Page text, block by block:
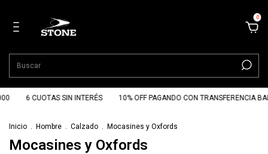
0
6 CUOTAS SIN INTERÉS 10% OFF PAGANDO CON TRANSFERENCIA
Inicio . Hombre . Calzado . Mocasines y Oxfords
Mocasines y Oxfords